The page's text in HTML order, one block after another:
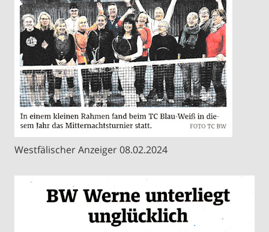
Westfälischer Anzeiger 08.02.2024